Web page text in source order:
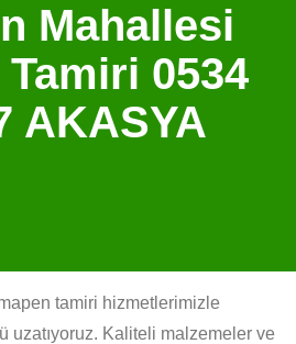
Mahallesi
0534
AKASYA
tamiri hizmetlerimizle
uzatıyoruz. Kaliteli malzemeler ve